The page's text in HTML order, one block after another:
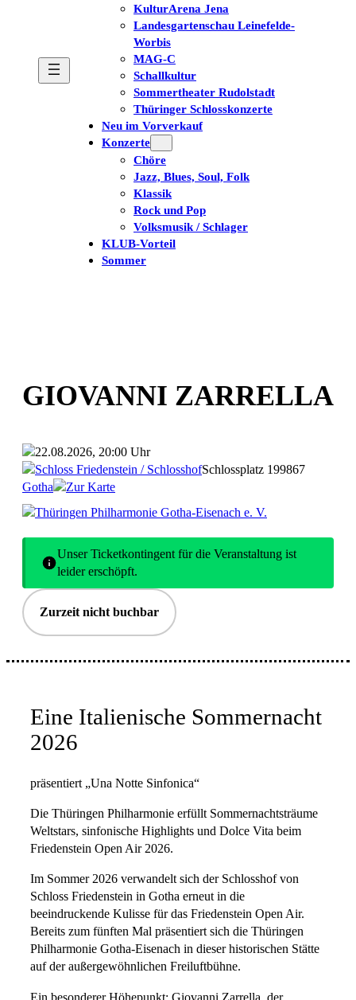
KulturArena Jena
Landesgartenschau Leinefelde-
Worbis
MAG-C
Schallkultur
Sommertheater Rudolstadt
Thüringer Schlosskonzerte
Neu im Vorverkauf
Konzerte
Chöre
Jazz, Blues, Soul, Folk
Klassik
Rock und Pop
Volksmusik / Schlager
KLUB-Vorteil
Sommer
GIOVANNI ZARRELLA
22.08.2026, 20:00 Uhr
Schloss Friedenstein / SchlosshofSchlossplatz 199867
Gotha
Zur Karte
Thüringen Philharmonie Gotha-Eisenach e. V.
Unser Ticketkontingent für die Veranstaltung ist
leider erschöpft.
Zurzeit nicht buchbar
Eine Italienische Sommernacht
2026
präsentiert „Una Notte Sinfonica“
Die Thüringen Philharmonie erfüllt Sommernachtsträume
Weltstars, sinfonische Highlights und Dolce Vita beim
Friedenstein Open Air 2026.
Im Sommer 2026 verwandelt sich der Schlosshof von
Schloss Friedenstein in Gotha erneut in die
beeindruckende Kulisse für das Friedenstein Open Air.
Bereits zum fünften Mal präsentiert sich die Thüringen
Philharmonie Gotha-Eisenach in dieser historischen Stätte
auf der außergewöhnlichen Freiluftbühne.